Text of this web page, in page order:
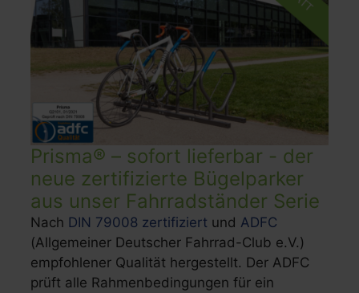
Prisma® – sofort lieferbar - der
neue zertifizierte Bügelparker
aus unser Fahrradständer Serie
Nach DIN 79008 zertifiziert und ADFC
(Allgemeiner Deutscher Fahrrad-Club e.V.)
empfohlener Qualität hergestellt. Der ADFC
prüft alle Rahmenbedingungen für ein